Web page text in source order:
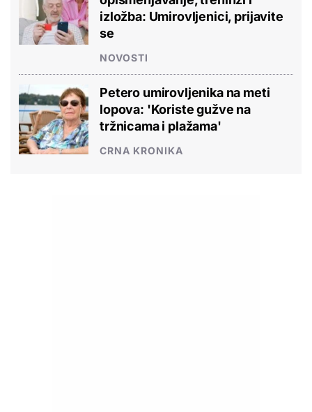
izložba: Umirovljenici, prijavite
se
NOVOSTI
Petero umirovljenika na meti
lopova: 'Koriste gužve na
tržnicama i plažama'
CRNA KRONIKA